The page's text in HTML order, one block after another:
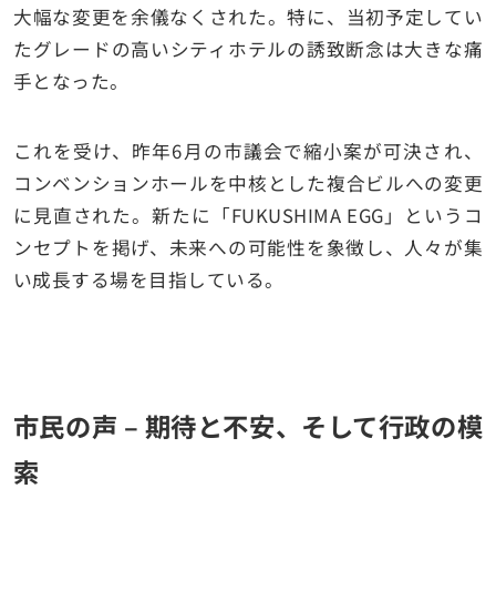
大幅な変更を余儀なくされた。特に、当初予定してい
たグレードの高いシティホテルの誘致断念は大きな痛
手となった。
これを受け、昨年6月の市議会で縮小案が可決され、
コンベンションホールを中核とした複合ビルへの変更
に見直された。新たに「FUKUSHIMA EGG」というコ
ンセプトを掲げ、未来への可能性を象徴し、人々が集
い成長する場を目指している。
市民の声 – 期待と不安、そして行政の模
索